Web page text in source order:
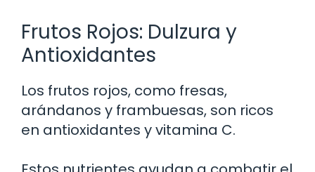
Frutos Rojos: Dulzura y
Antioxidantes
Los frutos rojos, como fresas,
arándanos y frambuesas, son ricos
en antioxidantes y vitamina C.